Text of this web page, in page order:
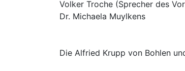
Volker Troche (Sprecher des
Dr. Michaela Muylkens
Die Alfried Krupp von Bohlen